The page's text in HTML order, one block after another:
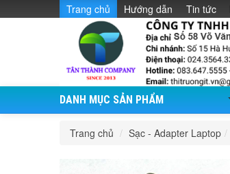
Trang chủ Hướng dẫn Tin tức
DANH MỤC SẢN PHẨM
Trang chủ / Sạc - Adapter Laptop /